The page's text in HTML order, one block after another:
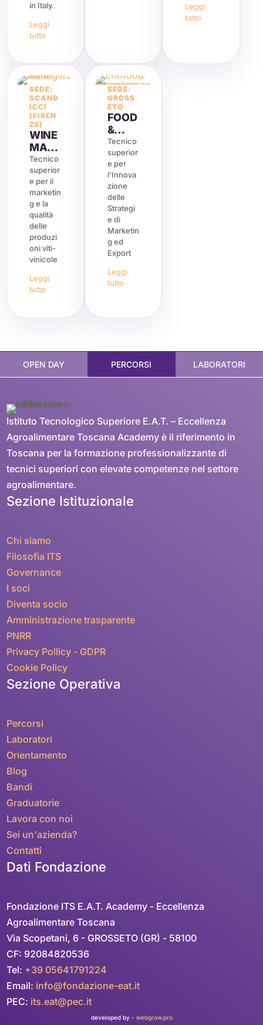
in Italy.
Leggi
tutto
Leggi
tutto
SEDE:
SCAND
ICCI
(FIREN
ZE)
WINE
MAN
AGER
Tecnico
superior
e per il
marketin
g e la
qualità
delle
produzi
oni viti-
vinicole
Leggi
tutto
SEDE:
GROSS
ETO
FOOD
&
WINE
MAN
AGER
Tecnico
superior
e per
l’Innova
zione
delle
Strategi
e di
Marketin
g ed
Export
Leggi
tutto
OPEN DAY PERCORSI LABORATORI
Istituto Tecnologico Superiore E.A.T. – Eccellenza
Agroalimentare Toscana Academy è il riferimento in
Toscana per la formazione professionalizzante di
tecnici superiori con elevate competenze nel settore
agroalimentare.
Sezione Istituzionale
Chi siamo
Filosofia ITS
Governance
I soci
Diventa socio
Amministrazione trasparente
PNRR
Privacy Pollicy - GDPR
Cookie Policy
Sezione Operativa
Percorsi
Laboratori
Orientamento
Blog
Bandi
Graduatorie
Lavora con noi
Sei un'azienda?
Contatti
Dati Fondazione
Fondazione ITS E.A.T. Academy - Eccellenza
Agroalimentare Toscana
Via Scopetani, 6 - GROSSETO (GR) - 58100
CF: 92084820536
Tel: +39 05641791224
Email: info@fondazione-eat.it
PEC: its.eat@pec.it
developed by - webgrow.pro